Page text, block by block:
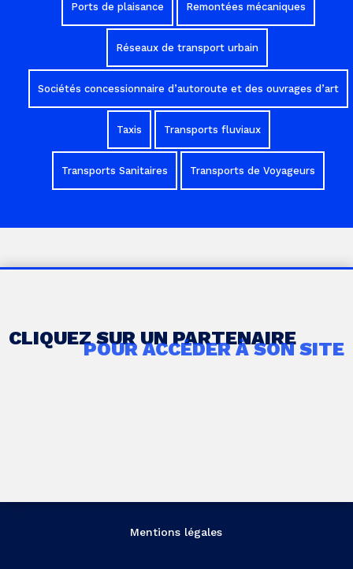
Ports de plaisance Remontées mécaniques
Réseaux de transport urbain
Sociétés concessionnaire d’autoroute et des ouvrages d’art
Taxis Transports fluviaux
Transports Sanitaires Transports de Voyageurs
CLIQUEZ SUR UN PARTENAIRE
POUR ACCÉDER À SON SITE
Mentions légales